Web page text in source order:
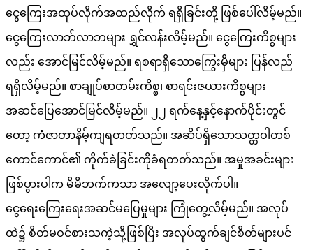
ငွေကြေးအထုပ်လိုက်အထည်လိုက် ရရှိခြင်းတို့ ဖြစ်ပေါ်လိမ့်မည်။
ငွေကြေးလာဘ်လာဘများ ရွှင်လန်းလိမ့်မည်။ ငွေကြေးကိစ္စများ
လည်း အောင်မြင်လိမ့်မည်။ ရစရာရှိသောကြွေးမှီများ ပြန်လည်
ရရှိလိမ့်မည်။ စာချုပ်စာတမ်းကိစ္စ၊ စာရင်းဇယားကိစ္စများ
အဆင်ပြေအောင်မြင်လိမ့်မည်။ ၂၂ ရက်နေ့နှင့်နောက်ပိုင်းတွင်
တော့ ကံဇာတာနိမ့်ကျရတတ်သည်။ အဆိပ်ရှိသောသတ္တဝါတစ်
ကောင်ကောင်၏ ကိုက်ခဲခြင်းကိုခံရတတ်သည်။ အမှုအခင်းများ
ဖြစ်ပွားပါက မိမိဘက်ကသာ အလျော့ပေးလိုက်ပါ။
ငွေရေးကြေးရေးအဆင်မပြေမှုများ ကြုံတွေ့လိမ့်မည်။ အလုပ်
ထဲ၌ စိတ်မဝင်စားသကဲ့သို့ဖြစ်ပြီး အလုပ်ထွက်ချင်စိတ်များပင်